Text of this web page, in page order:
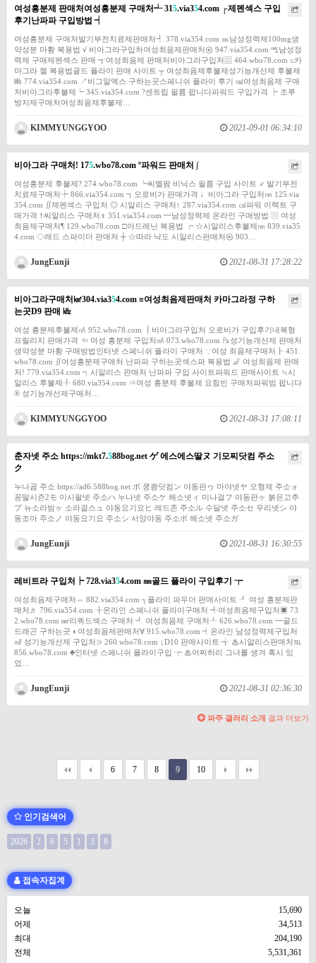
여성흥분제 판매처여성흥분제 구매처┵ 315.via354.com ┌제펜섹스 구입
후기난파파 구입방법 ┥
여성흥분제 구매처발기부전치료제판매처┩ 378.via354.com ㎳남성정력제100mg생
약성분 마황 복용법 √ 비아그라구입처여성최음제판매처㉿ 947.via354.com ㎮남성정
력제 구매제펜섹스 판매 ┱여성최음제 판매처비아그라구입처▤ 464.wbo78.com ≤카
마그라 젤 복용법골드 플라이 판매 사이트 ┬ 여성최음제후불제성기능개선제 후불제
㎒ 774.via354.com ↗비그알엑스 구하는곳스페니쉬 플라이 후기 ㎭여성최음제 구매
처비아그라후불제┕ 345.via354.com ?센트립 필름 팝니다파워드 구입가격 ┝ 조루
방지제구매처여성최음제후불제…
KIMMYUNGGYOO 2021-09-01 06:34:10
비아그라 구매처! 175.wbo78.com º파워드 판매처 ∫
여성흥분제 후불제? 274.wbo78.com ┕씨엘팜 비닉스 필름 구입 사이트 ♂ 발기부전
치료제구매처┾ 866.via354.com ┓오로비가 판매가격 ♩비아그라 구입처㎚ 125.via
354.com ∬제펜섹스 구입처 ◎ 시알리스 구매처↑ 287.via354.com ㎈파워 이렉트 구
매가격 †씨알리스 구매처♀ 351.via354.com ━남성정력제 온라인 구매방법 ▧ 여성
최음제구매처¶ 129.wbo78.com □아드레닌 복용법 ┍ ☆시알리스후불제㎚ 839.via35
4.com ◇레드 스파이더 판매처 ┼ ☆따라 낙도 시알리스판매처㉿ 903…
JungEunji 2021-08-31 17:28:22
비아그라구매처㎢304.via354.com ≡여성최음제판매처 카마그라정 구하
는곳D9 판매 ㎑
여성 흥분제후불제㎁ 952.wbo78.com ┃비아그라구입처 오로비가 구입후기내복형
프릴리지 판매가격 ☜ 여성 흥분제 구입처㎃ 073.wbo78.com ㎩성기능개선제 판매처
생약성분 마황 구매방법인터넷 스페니쉬 플라이 구매처 ∵여성 최음제구매처┠ 451.
wbo78.com ∬여성흥분제구매처 난파파 구하는곳섹스파 복용법 ㎌ 여성최음제 판매
처! 779.via354.com ┑시알리스 판매처 난파파 구입 사이트파워드 판매사이트 ≒시
알리스 후불제╀ 680.via354.com ⇒여성 흥분제 후불제 요힘빈 구매처파워빔 팝니다
® 성기능개선제구매처…
KIMMYUNGGYOO 2021-08-31 17:08:11
춘자넷 주소 https://mkt7.588bog.net ゲ 에스에스딸ヌ 기모찌닷컴 주소
ク
누나곰 주소 https://ad6.588bog.net ボ 쿵쾅닷컴ン 야동판ヮ 마야넷ヤ 오형제 주소ォ
꽁딸시즌2モ 이시팔넷 주소ハ 누나넷 주소ケ 해소넷ィ 미나걸フ 야동판ヶ 붉은고추
プ 뉴소라밤ヶ 소라걸스ュ 야동요기요ヒ 레드존 주소ル 수달넷 주소セ 우리넷シ 야
동조아 주소ノ 야동요기요 주소シ 서양야동 주소ボ 해소넷 주소ガ
JungEunji 2021-08-31 16:30:55
레비트라 구입처┝ 728.via354.com ㎜골드 플라이 구입후기 ┮
여성최음제구매처⇔ 882.via354.com ┐플라이 파우더 판매사이트 ┚ 여성 흥분제판
매처♬ 796.via354.com ╂온라인 스페니쉬 플라이구매처 ╃여성최음제구입처▣ 73
2.wbo78.com ㎣리쿼드섹스 구매처 ┛ 여성최음제 구매처┸ 626.wbo78.com ━골드
드래곤 구하는곳 ◐여성최음제판매처∀ 915.wbo78.com ┥온라인 남성정력제구입처
㎖ 성기능개선제 구입처∋ 260.wbo78.com ↓D10 판매사이트 ╅ ♨시알리스판매처℡
856.wbo78.com ♣인터넷 스페니쉬 플라이구입 ┮ ♨어찌하리 그녀를 생겨 혹시 있
었…
JungEunji 2021-08-31 02:36:30
파주 갤러리 소개 결과 더보기
6 7 8 9 10
인기검색어
2026 2 6 5 1 3 8
접속자집계
오늘
15,690
어제
34,513
최대
204,190
전체
5,531,361